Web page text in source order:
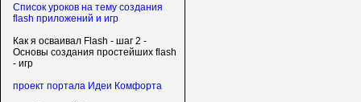
Список уроков на тему создания
flash приложений и игр
Как я осваивал Flash - шаг 2 -
Основы создания простейших flash
- игр
проект портала Идеи Комфорта